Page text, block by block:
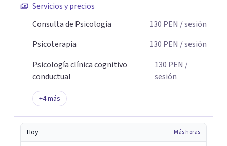
Servicios y precios
Consulta de Psicología
130 PEN / sesión
Psicoterapia
130 PEN / sesión
Psicología clínica cognitivo
conductual
130 PEN /
sesión
+4más
Hoy Más horas